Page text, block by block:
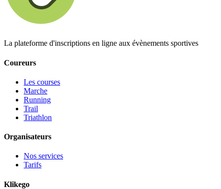
La plateforme d'inscriptions en ligne aux évènements sportives
Coureurs
Les courses
Marche
Running
Trail
Triathlon
Organisateurs
Nos services
Tarifs
Klikego